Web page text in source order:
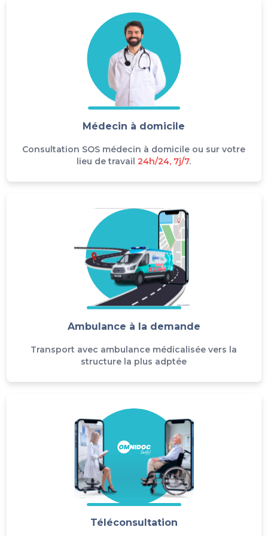
Médecin à domicile
Consultation SOS médecin à domicile ou sur votre
lieu de travail 24h/24, 7j/7.
Ambulance à la demande
Transport avec ambulance médicalisée vers la
structure la plus adptée
Téléconsultation